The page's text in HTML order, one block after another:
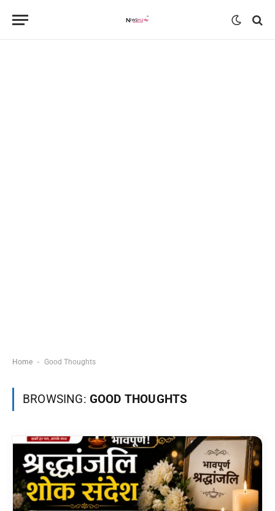
Home - Good Thoughts
BROWSING: GOOD THOUGHTS